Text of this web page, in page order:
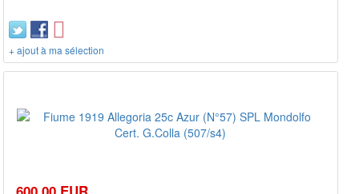
+ ajout à ma sélection